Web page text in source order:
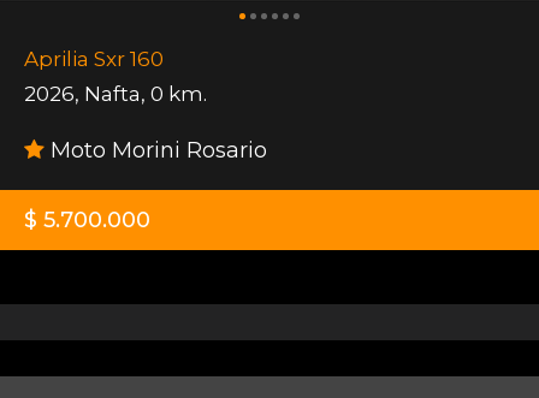
Aprilia Sxr 160
2026, Nafta, 0 km.
Moto Morini Rosario
$ 5.700.000